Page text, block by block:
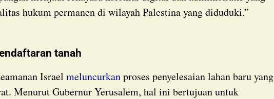
hukum permanen di wilayah Palestina yang diduduki.”
tanah
Israelmeluncurkanproses penyelesaian lahan baru yang
Menurut Gubernur Yerusalem, hal ini bertujuan untuk